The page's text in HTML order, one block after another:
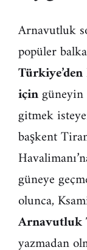
Arnavutluk
popüler
için
gitmek
başkent
güneye
olunca,
Arnavutluk
yazmadan